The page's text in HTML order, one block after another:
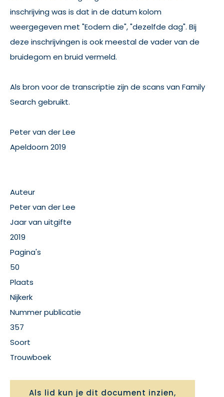
inschrijving was is dat in de datum kolom
weergegeven met "Eodem die", "dezelfde dag". Bij
deze inschrijvingen is ook meestal de vader van de
bruidegom en bruid vermeld.
Als bron voor de transcriptie zijn de scans van Family
Search gebruikt.
Peter van der Lee
Apeldoorn 2019
Auteur
Peter van der Lee
Jaar van uitgifte
2019
Pagina's
50
Plaats
Nijkerk
Nummer publicatie
357
Soort
Trouwboek
Als lid kun je dit document inzien,